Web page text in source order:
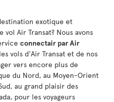
exotique et
Air Transat? Nous avons
connectair par Air
vols d'Air Transat et de nos
vers encore plus de
du Nord, au Moyen-Orient
au grand plaisir des
pour les voyageurs